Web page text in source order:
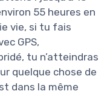
55 heures en
vie, si tu fais
GPS,
tu n’atteindras
quelque chose de
dans la même